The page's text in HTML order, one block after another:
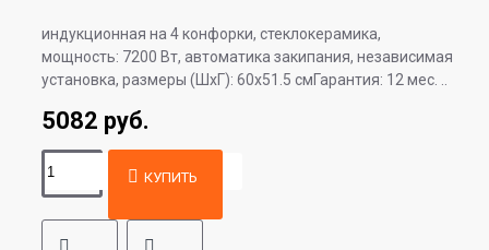
индукционная на 4 конфорки, cтеклокерамика,
мощность: 7200 Вт, автоматика закипания, независимая
установка, размеры (ШхГ): 60x51.5 смГарантия: 12 мес. ..
5082 руб.
КУПИТЬ